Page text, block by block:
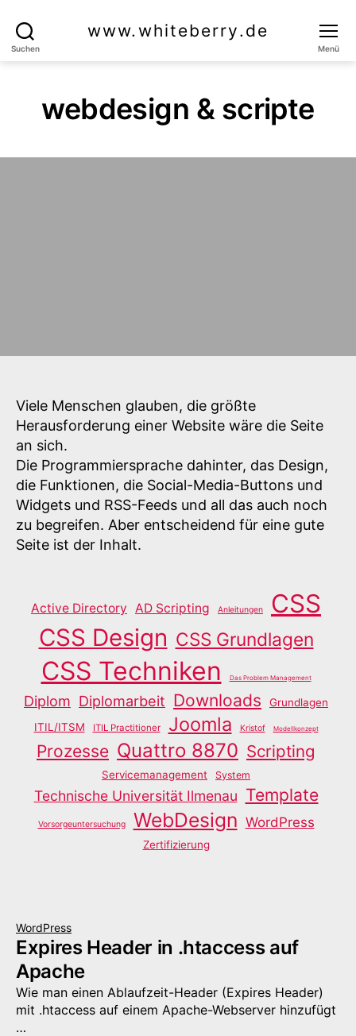
Suchen
www.whiteberry.de
Menü
webdesign & scripte
Viele Menschen glauben, die größte
Herausforderung einer Website wäre die Seite
an sich.
Die Programmiersprache dahinter, das Design,
die Funktionen, die Social-Media-Buttons und
Widgets und RSS-Feeds und all das auch noch
zu begreifen. Aber entscheidend für eine gute
Seite ist der Inhalt.
Active Directory AD Scripting Anleitungen CSS
CSS Design CSS Grundlagen
CSS Techniken Das Problem Management
Diplom Diplomarbeit Downloads
Grundlagen
ITIL/ITSM
ITIL Practitioner Joomla Kristof Modellkonzept
Prozesse Quattro 8870 Scripting
Servicemanagement System
Technische Universität Ilmenau Template
Vorsorgeuntersuchung WebDesign WordPress
Zertifizierung
WordPress
Expires Header in .htaccess auf
Apache
Wie man einen Ablaufzeit-Header (Expires Header)
mit .htaccess auf einem Apache-Webserver hinzufügt
…